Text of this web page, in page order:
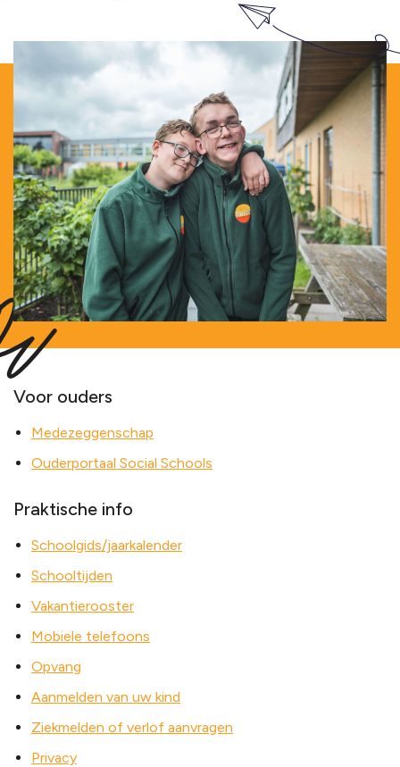
Voor ouders
Medezeggenschap
Ouderportaal Social Schools
Praktische info
Schoolgids/jaarkalender
Schooltijden
Vakantierooster
Mobiele telefoons
Opvang
Aanmelden van uw kind
Ziekmelden of verlof aanvragen
Privacy